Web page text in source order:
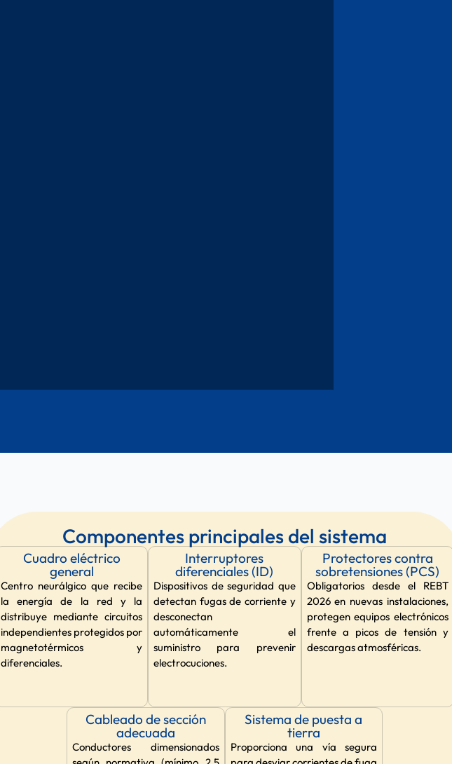
Componentes principales del sistema
Cuadro eléctrico
general
Centro neurálgico que recibe
la energía de la red y la
distribuye mediante circuitos
independientes protegidos por
magnetotérmicos y
diferenciales.
Interruptores
diferenciales (ID)
Dispositivos de seguridad que
detectan fugas de corriente y
desconectan
automáticamente el
suministro para prevenir
electrocuciones.
Protectores contra
sobretensiones (PCS)
Obligatorios desde el REBT
2026 en nuevas instalaciones,
protegen equipos electrónicos
frente a picos de tensión y
descargas atmosféricas.
Cableado de sección
adecuada
Conductores dimensionados
Sistema de puesta a
tierra
Proporciona una vía segura